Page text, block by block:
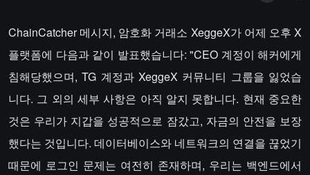
ChainCatcher 메시지, 암호화 거래소 XeggeX가 어제 오후 X
플랫폼에 다음과 같이 발표했습니다: "CEO 계정이 해커에게
침해당했으며, TG 계정과 XeggeX 커뮤니티 그룹을 잃었습
니다. 그 외의 세부 사항은 아직 알지 못합니다. 현재 중요한
것은 우리가 지갑을 성공적으로 잠갔고, 자금의 안전을 보장
했다는 것입니다. 데이터베이스와 네트워크의 연결을 끊었기
때문에 로그인 문제는 여전히 존재하며, 우리는 백엔드에서